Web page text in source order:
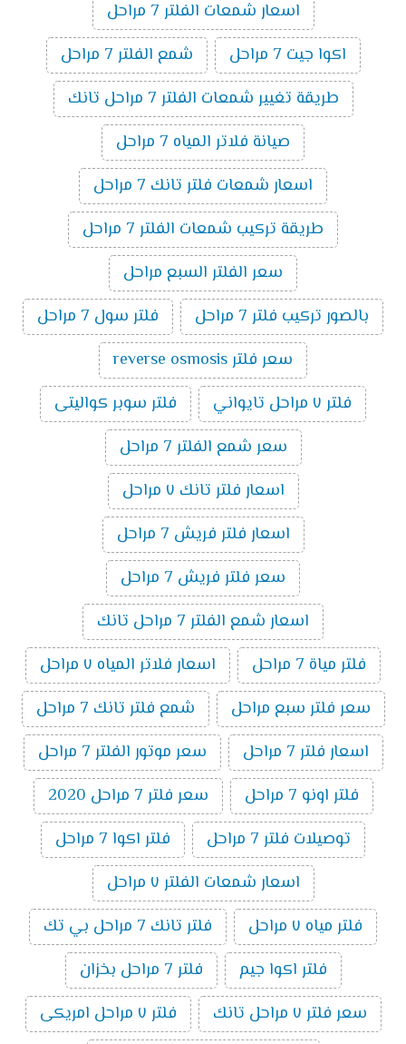
اسعار شمعات الفلتر 7 مراحل
اكوا جيت 7 مراحل
شمع الفلتر 7 مراحل
طريقة تغيير شمعات الفلتر 7 مراحل تانك
صيانة فلاتر المياه 7 مراحل
اسعار شمعات فلتر تانك 7 مراحل
طريقة تركيب شمعات الفلتر 7 مراحل
سعر الفلتر السبع مراحل
بالصور تركيب فلتر 7 مراحل
فلتر سول 7 مراحل
سعر فلتر reverse osmosis
فلتر ٧ مراحل تايواني
فلتر سوبر كواليتى
سعر شمع الفلتر 7 مراحل
اسعار فلتر تانك ٧ مراحل
اسعار فلتر فريش 7 مراحل
سعر فلتر فريش 7 مراحل
اسعار شمع الفلتر 7 مراحل تانك
فلتر مياة 7 مراحل
اسعار فلاتر المياه ٧ مراحل
سعر فلتر سبع مراحل
شمع فلتر تانك 7 مراحل
اسعار فلتر 7 مراحل
سعر موتور الفلتر 7 مراحل
فلتر اونو 7 مراحل
سعر فلتر 7 مراحل 2020
توصيلات فلتر 7 مراحل
فلتر اكوا 7 مراحل
اسعار شمعات الفلتر ٧ مراحل
فلتر مياه ٧ مراحل
فلتر تانك 7 مراحل بي تك
فلتر اكوا جيم
فلتر 7 مراحل بخزان
سعر فلتر ٧ مراحل تانك
فلتر ٧ مراحل امريكى